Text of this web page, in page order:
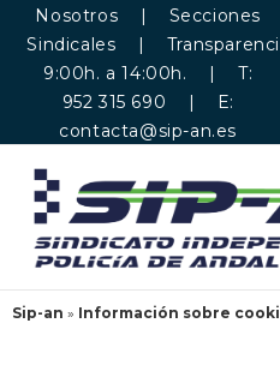
Nosotros | Secciones
Sindicales |
9:00h. a 14:00h. | T:
952 315 690 | E:
contacta@sip-an.es
Sip-an » Información sobre